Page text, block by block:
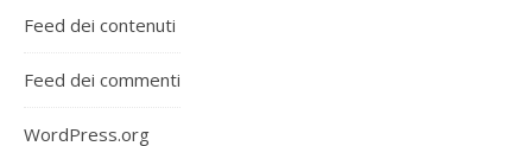
Feed dei contenuti
Feed dei commenti
WordPress.org